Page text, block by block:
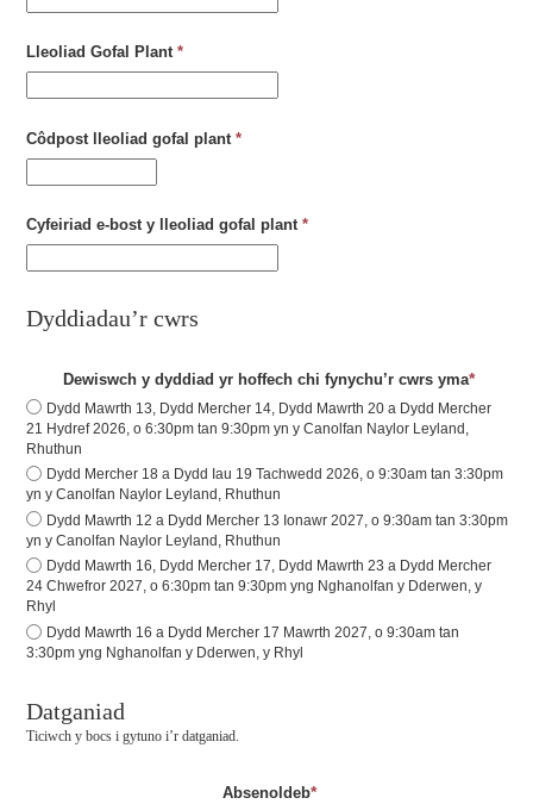
Lleoliad Gofal Plant *
Côdpost lleoliad gofal plant *
Cyfeiriad e-bost y lleoliad gofal plant *
Dyddiadau’r cwrs
Dewiswch y dyddiad yr hoffech chi fynychu’r cwrs yma*
Dydd Mawrth 13, Dydd Mercher 14, Dydd Mawrth 20 a Dydd Mercher
21 Hydref 2026, o 6:30pm tan 9:30pm yn y Canolfan Naylor Leyland,
Rhuthun
Dydd Mercher 18 a Dydd Iau 19 Tachwedd 2026, o 9:30am tan 3:30pm
yn y Canolfan Naylor Leyland, Rhuthun
Dydd Mawrth 12 a Dydd Mercher 13 Ionawr 2027, o 9:30am tan 3:30pm
yn y Canolfan Naylor Leyland, Rhuthun
Dydd Mawrth 16, Dydd Mercher 17, Dydd Mawrth 23 a Dydd Mercher
24 Chwefror 2027, o 6:30pm tan 9:30pm yng Nghanolfan y Dderwen, y
Rhyl
Dydd Mawrth 16 a Dydd Mercher 17 Mawrth 2027, o 9:30am tan
3:30pm yng Nghanolfan y Dderwen, y Rhyl
Datganiad
Ticiwch y bocs i gytuno i’r datganiad.
Absenoldeb*